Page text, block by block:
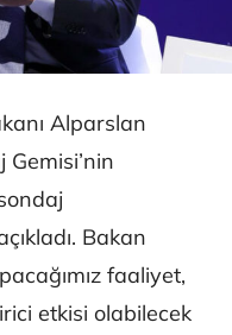
Alparslan
Bakan
faaliyet,
etkisi olabilecek